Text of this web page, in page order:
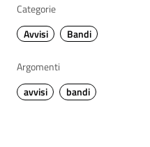
Categorie
Avvisi
Bandi
Argomenti
avvisi
bandi